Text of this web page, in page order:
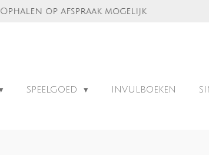
Ophalen op afspraak mogelijk
SPEELGOED INVULBOEKEN